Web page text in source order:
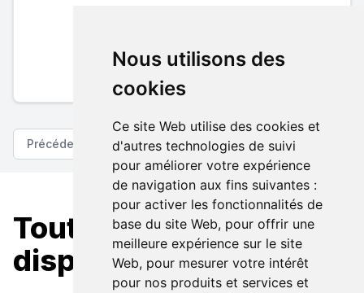
Nous utilisons des
cookies
Ce site Web utilise des cookies et
d'autres technologies de suivi
pour améliorer votre expérience
de navigation aux fins suivantes :
pour activer les fonctionnalités de
base du site Web, pour offrir une
meilleure expérience sur le site
Web, pour mesurer votre intérêt
pour nos produits et services et
Pack essentiel inclus
En savoir plus sur nos tarifs
Précédent Suivant
Toutes nos Ford
disponibles